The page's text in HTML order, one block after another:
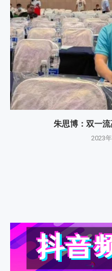
朱思博：双一
2023